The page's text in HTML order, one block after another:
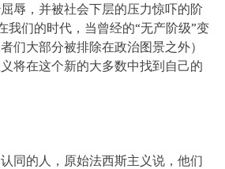
辱，并被社会下层的压力惊吓的阶
们的时代，当曾经的“无产阶级”变
们大部分被排除在政治图景之外）
将在这个新的大多数中找到自己的
同的人，原始法西斯主义说，他们